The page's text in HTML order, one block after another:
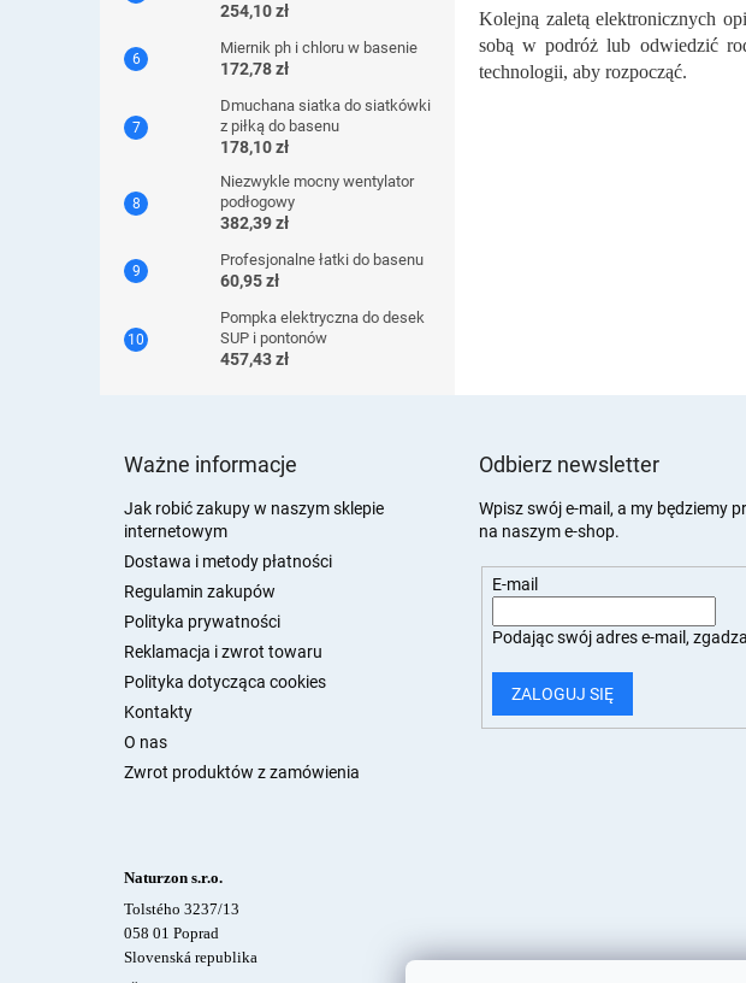
254,10 zł
Miernik ph i chloru w basenie
172,78 zł
Dmuchana siatka do siatkówki
z piłką do basenu
178,10 zł
Niezwykle mocny wentylator
podłogowy
382,39 zł
Profesjonalne łatki do basenu
60,95 zł
Pompka elektryczna do desek
SUP i pontonów
457,43 zł
Kolejną zaletą elektronicznych
sobą w podróż lub odwiedzić
technologii, aby rozpocząć.
Ważne informacje
Jak robić zakupy w naszym sklepie
internetowym
Dostawa i metody płatności
Regulamin zakupów
Polityka prywatności
Reklamacja i zwrot towaru
Polityka dotycząca cookies
Kontakty
O nas
Zwrot produktów z zamówienia
Odbierz newsletter
Wpisz swój e-mail, a my będziemy
na naszym e-shop.
E-mail
Podając swój adres e-mail,
ZALOGUJ SIĘ
Naturzon s.r.o.
Tolstého 3237/13
058 01 Poprad
Slovenská republika